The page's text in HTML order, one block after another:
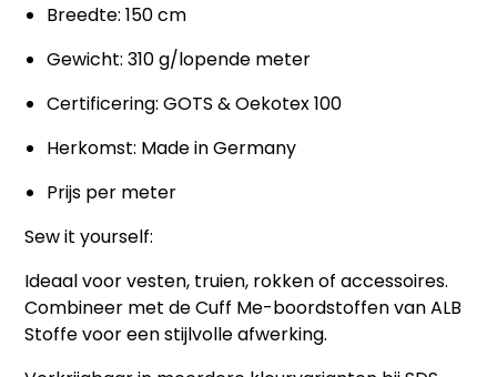
Breedte: 150 cm
Gewicht: 310 g/lopende meter
Certificering: GOTS & Oekotex 100
Herkomst: Made in Germany
Prijs per meter
Sew it yourself:
Ideaal voor vesten, truien, rokken of accessoires.
Combineer met deCuff Me-boordstoffenvan ALB
Stoffe voor een stijlvolle afwerking.